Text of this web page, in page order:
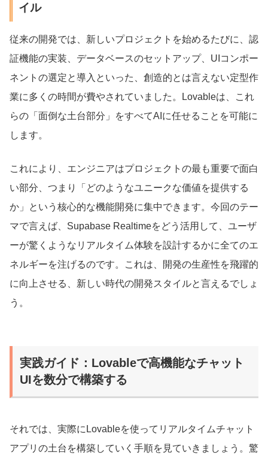
イル
従来の開発では、新しいプロジェクトを始めるたびに、認
証機能の実装、データベースのセットアップ、UIコンポー
ネントの選定と導入といった、創造的とは言えない定型作
業に多くの時間が費やされていました。Lovableは、これ
らの「面倒な土台部分」をすべてAIに任せることを可能に
します。
これにより、エンジニアはプロジェクトの最も重要で面白
い部分、つまり「どのようなユニークな価値を提供する
か」という核心的な機能開発に集中できます。今回のテー
マで言えば、Supabase Realtimeをどう活用して、ユーザ
ーが驚くようなリアルタイム体験を設計するかに全てのエ
ネルギーを注げるのです。これは、開発の生産性を飛躍的
に向上させる、新しい時代の開発スタイルと言えるでしょ
う。
実践ガイド：Lovableで高機能なチャット
UIを数分で構築する
それでは、実際にLovableを使ってリアルタイムチャット
アプリの土台を構築していく手順を見ていきましょう。驚